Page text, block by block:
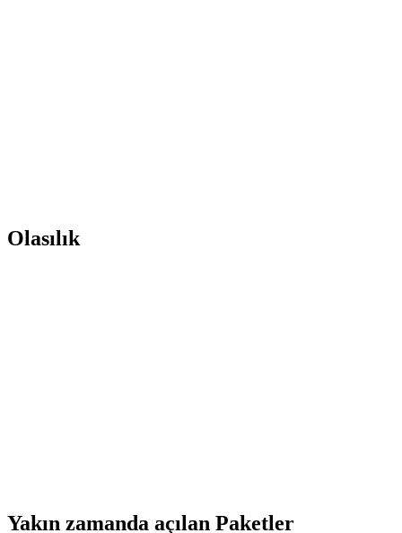
Olasılık
Yakın zamanda açılan Paketler